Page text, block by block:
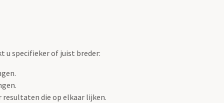
u specifieker of juist breder:
die op elkaar lijken.